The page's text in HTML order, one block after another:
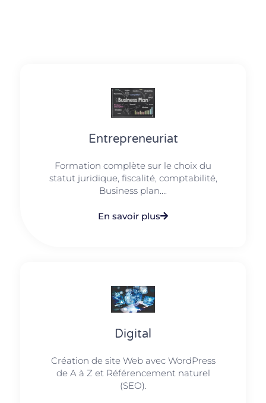
Entrepreneuriat
Formation complète sur le choix du
statut juridique, fiscalité, comptabilité,
Business plan....
En savoir plus
Digital
Création de site Web avec WordPress
de A à Z et Référencement naturel
(SEO).